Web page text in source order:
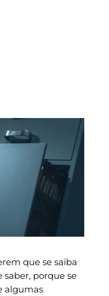
que se saiba
porque se
algumas